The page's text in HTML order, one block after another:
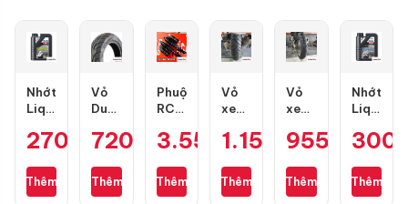
Nhớt
Liqui
Motorbike
10W40
1L
270.000₫
Thêm
Vỏ
Dunlop
size
10
720.000₫
Thêm
Phuộc
RCB
S
Air
Blade
3.550.000 ₫
Thêm
Vỏ
xe
Scoot
130/70-
13
1.154.000
Thêm
Vỏ
xe
GT601
110/70-
17
955.000₫
Thêm
Nhớt
Liqui
4T
10W40
Thêm